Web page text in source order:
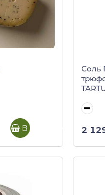
В корзину
Соль
2